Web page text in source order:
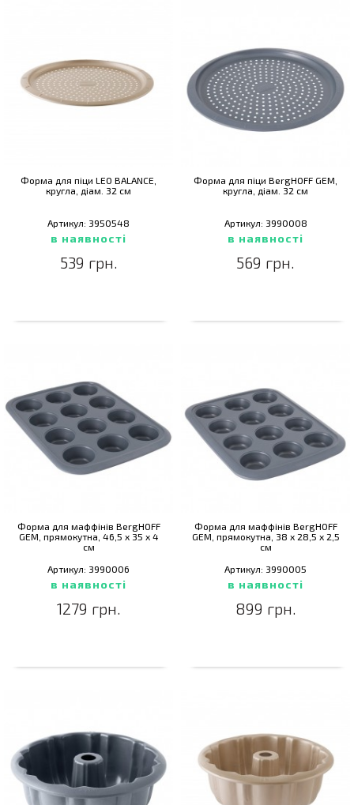
Форма для піци LEO BALANCE,
кругла, діам. 32 см
Артикул: 3950548
в наявності
539 грн.
Форма для піци BergHOFF GEM,
кругла, діам. 32 см
Артикул: 3990008
в наявності
569 грн.
Форма для маффінів BergHOFF
GEM, прямокутна, 46,5 x 35 x 4
см
Артикул: 3990006
в наявності
1279 грн.
Форма для маффінів BergHOFF
GEM, прямокутна, 38 х 28,5 х 2,5
см
Артикул: 3990005
в наявності
899 грн.